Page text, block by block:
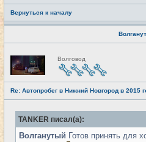
Вернуться к началу
Н
е
в
с
е
т
и
Волговод
Re: Автопробег в Нижний Новгород в 2015
TANKER писал(а):
Волганутый Готов принять для